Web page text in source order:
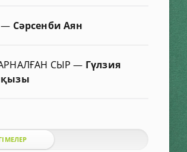
— Сәрсенби Аян
СЫР— Гүлзия